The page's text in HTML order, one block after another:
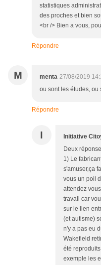
statistiques
des proches et bien
<br /> Bien a vous,
Répondre
M menta 27/08/2019
ou sont les études, ou
Répondre
I Initiative
Deux
1) Le
s'amuser,ça
vous un poil
attendez
travail car
sur le lien
(et autisme)
n'y a pas eu
Wakefield
été
exemple les